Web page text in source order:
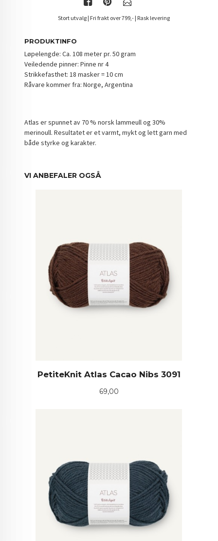
Stort utvalg | Fri frakt over 799,- | Rask levering
PRODUKTINFO
Løpelengde: Ca. 108 meter pr. 50 gram
Veiledende pinner: Pinne nr 4
Strikkefasthet: 18 masker = 10 cm
Råvare kommer fra: Norge, Argentina
Atlas er spunnet av 70 % norsk lammeull og 30%
merinoull. Resultatet er et varmt, mykt og lett garn med
både styrke og karakter.
VI ANBEFALER OGSÅ
PetiteKnit Atlas Cacao Nibs 3091
Pris
69,00